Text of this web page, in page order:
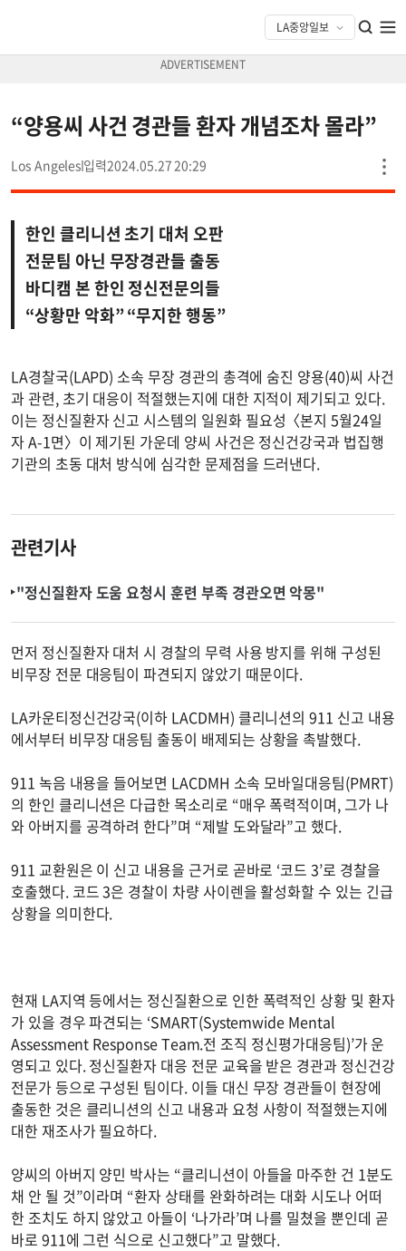
“양용씨 사건 경관들 환자 개념조차 몰라”
Los Angeles 2024.05.27 20:29
한인 클리니션 초기 대처 오판
전문팀 아닌 무장경관들 출동
바디캠 본 한인 정신전문의들
“상황만 악화” “무지한 행동”
LA경찰국(LAPD) 소속 무장 경관의 총격에 숨진 양용(40)씨 사건
과 관련, 초기 대응이 적절했는지에 대한 지적이 제기되고 있다.
이는 정신질환자 신고 시스템의 일원화 필요성〈본지 5월24일
자 A-1면〉이 제기된 가운데 양씨 사건은 정신건강국과 법집행
기관의 초동 대처 방식에 심각한 문제점을 드러낸다.
관련기사
"정신질환자 도움 요청시 훈련 부족 경관오면 악몽"
먼저 정신질환자 대처 시 경찰의 무력 사용 방지를 위해 구성된
비무장 전문 대응팀이 파견되지 않았기 때문이다.
LA카운티정신건강국(이하 LACDMH) 클리니션의 911 신고 내용
에서부터 비무장 대응팀 출동이 배제되는 상황을 촉발했다.
911 녹음 내용을 들어보면 LACDMH 소속 모바일대응팀(PMRT)
의 한인 클리니션은 다급한 목소리로 “매우 폭력적이며, 그가 나
와 아버지를 공격하려 한다”며 “제발 도와달라”고 했다.
911 교환원은 이 신고 내용을 근거로 곧바로 ‘코드 3’로 경찰을
호출했다. 코드 3은 경찰이 차량 사이렌을 활성화할 수 있는 긴급
상황을 의미한다.
현재 LA지역 등에서는 정신질환으로 인한 폭력적인 상황 및 환자
가 있을 경우 파견되는 ‘SMART(Systemwide Mental
Assessment Response Team.전 조직 정신평가대응팀)’가 운
영되고 있다. 정신질환자 대응 전문 교육을 받은 경관과 정신건강
전문가 등으로 구성된 팀이다. 이들 대신 무장 경관들이 현장에
출동한 것은 클리니션의 신고 내용과 요청 사항이 적절했는지에
대한 재조사가 필요하다.
양씨의 아버지 양민 박사는 “클리니션이 아들을 마주한 건 1분도
채 안 될 것”이라며 “환자 상태를 완화하려는 대화 시도나 어떠
한 조치도 하지 않았고 아들이 ‘나가라’며 나를 밀쳤을 뿐인데 곧
바로 911에 그런 식으로 신고했다”고 말했다.